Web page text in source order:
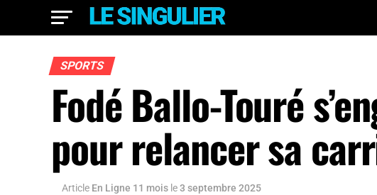
SPORTS
Fodé Ballo-Touré
pour relancer sa
Article En Ligne 11 mois le3 septembre 2025